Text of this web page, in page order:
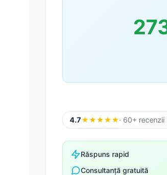
4.7★★★★★· 60+
Răspuns rapid
Consultanță gratuită